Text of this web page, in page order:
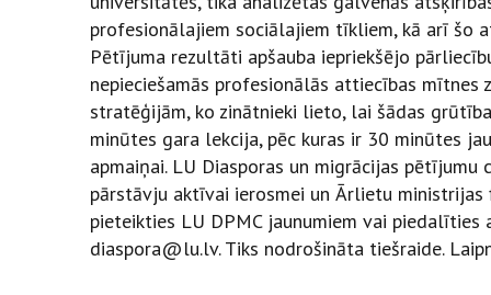
profesionālajiem sociālajiem tīkliem, kā arī šo
Pētījuma rezultāti apšauba iepriekšējo
nepieciešamās profesionālās attiecības
stratēģijām, ko zinātnieki lieto, lai šādas
minūtes gara lekcija, pēc kuras ir 30 minūtes
apmaiņai. LU Diasporas un migrācijas
pārstāvju aktīvai ierosmei un Ārlietu
pieteikties LU DPMC jaunumiem vai
diaspora@lu.lv. Tiks nodrošināta tiešraide.